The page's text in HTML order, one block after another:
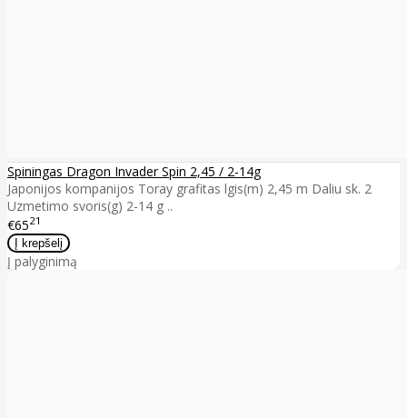
Spiningas Dragon Invader Spin 2,45 / 2-14g
Japonijos kompanijos Toray grafitas lgis(m) 2,45 m Daliu sk. 2
Uzmetimo svoris(g) 2-14 g ..
€6521
Į palyginimą